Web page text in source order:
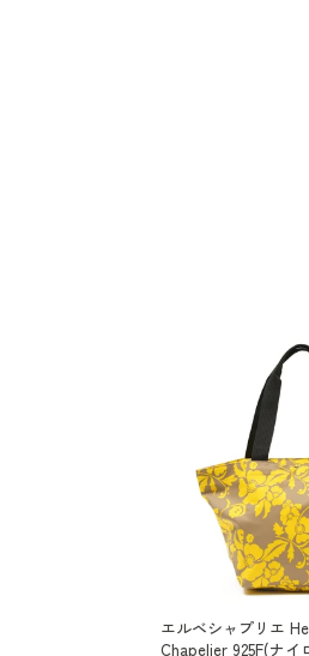
エルベシャプリエ
Chapelier 925F(ナイ